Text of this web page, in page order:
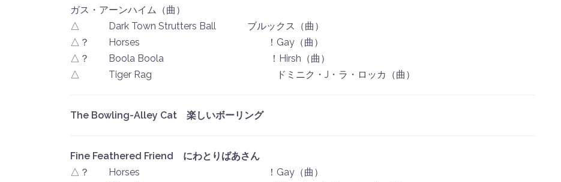
ガス・アーンハイム（曲）
△ Dark Town Strutters Ball ブルックス（曲）
△？ Horses ！Gay（曲）
△？ Boola Boola ！Hirsh（曲）
△ Tiger Rag ドミニク・J・ラ・ロッカ（曲）
The Bowling-Alley Cat 楽しいボーリング
Fine Feathered Friend にわとりばあさん
△？ Horses ！Gay（曲）